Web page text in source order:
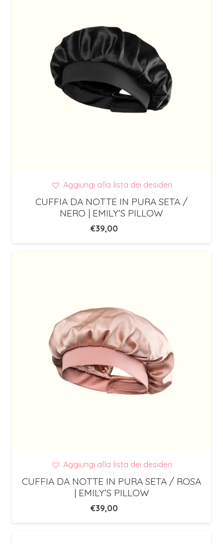
Aggiungi alla lista dei desideri
CUFFIA DA NOTTE IN PURA SETA /
NERO | EMILY’S PILLOW
€39,00
Aggiungi alla lista dei desideri
CUFFIA DA NOTTE IN PURA SETA / ROSA
| EMILY’S PILLOW
€39,00